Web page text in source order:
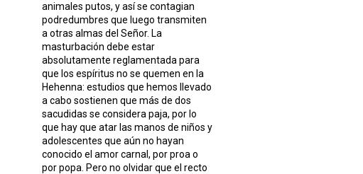
animales putos, y así se contagian
podredumbres que luego transmiten
a otras almas del Señor. La
masturbación debe estar
absolutamente reglamentada para
que los espíritus no se quemen en la
Hehenna: estudios que hemos llevado
a cabo sostienen que más de dos
sacudidas se considera paja, por lo
que hay que atar las manos de niños y
adolescentes que aún no hayan
conocido el amor carnal, por proa o
por popa. Pero no olvidar que el recto